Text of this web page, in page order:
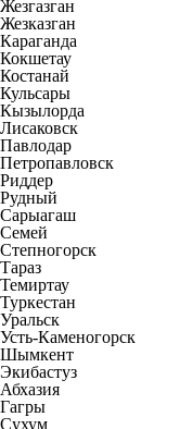
Жезгазган
Жезказган
Караганда
Кокшетау
Костанай
Кульсары
Кызылорда
Лисаковск
Павлодар
Петропавловск
Риддер
Рудный
Сарыагаш
Семей
Степногорск
Тараз
Темиртау
Туркестан
Уральск
Усть-Каменогорск
Шымкент
Экибастуз
Абхазия
Гагры
Сухум